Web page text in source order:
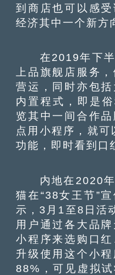
到商店也可以感
经济其中一个新方
在2019年下半
上品旗舰店服务
营运，同时亦包
内置程式，即是
览其中一间合作
点用小程序，就
功能，即时看到口
内地在2020年
猫在“38女王节”
示，3月1至8日活
用户通过各大品
小程序来选购口
升级使用这个小
88%，可见虚拟